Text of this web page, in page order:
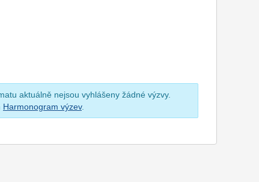
aktuálně nejsou vyhlášeny žádné výzvy.
Harmonogram výzev.